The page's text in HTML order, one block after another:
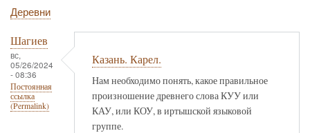
Деревни
Шагиев
вс,
05/26/2024
- 08:36
Постоянная
ссылка
(Permalink)
Казань. Карел.
Нам необходимо понять, какое правильное
произношение древнего слова КУУ или
КАУ, или КОУ, в иртышской языковой
группе.